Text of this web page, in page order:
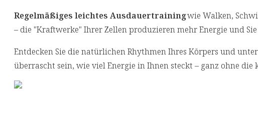
Regelmäßiges leichtes Ausdauertrainingwie Walken,
– die "Kraftwerke" Ihrer Zellen produzieren mehr Energie und
Entdecken Sie die natürlichen Rhythmen Ihres Körpers und
überrascht sein, wie viel Energie in Ihnen steckt – ganz ohne